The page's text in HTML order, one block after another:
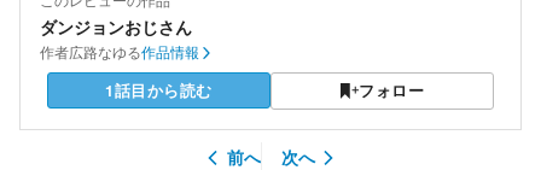
ダンジョンおじさん
作者広路なゆる作品情報
1話目から読む フォロー
前へ 次へ